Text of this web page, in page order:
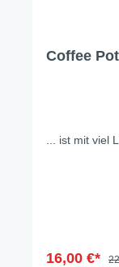
Coffee
... ist mit viel
16,00 €*